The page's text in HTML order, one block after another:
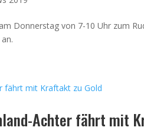
Donnerstag von 7-10 Uhr zum
Achter fährt mit